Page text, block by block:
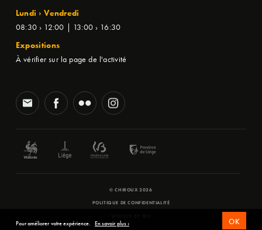
Lundi › Vendredi
08:30 › 12:00 | 13:00 › 16:30
Expositions
À vérifier sur la page de l'activité
© CHIROUX 2026
POLITIQUE DE CONFIDENTIALITÉ
Pour améliorer votre expérience. En savoir plus › OK